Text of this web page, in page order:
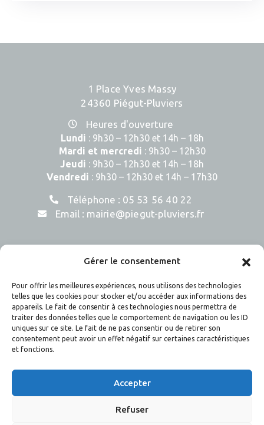
Gérer le consentement
Pour offrir les meilleures expériences, nous utilisons des technologies
telles que les cookies pour stocker et/ou accéder aux informations des
appareils. Le fait de consentir à ces technologies nous permettra de
traiter des données telles que le comportement de navigation ou les ID
uniques sur ce site. Le fait de ne pas consentir ou de retirer son
consentement peut avoir un effet négatif sur certaines caractéristiques
et fonctions.
Accepter
Refuser
1 Place Yves Massy
24360 Piégut-Pluviers
Heures d'ouverture
Lundi : 9h30 – 12h30 et 14h – 18h
Mardi et mercredi : 9h30 – 12h30
Jeudi : 9h30 – 12h30 et 14h – 18h
Vendredi : 9h30 – 12h30 et 14h – 17h30
Téléphone : 05 53 56 40 22
Email : mairie@piegut-pluviers.fr
Piégut-Pluviers est une commune située en Dordogne en
région Nouvelle Aquitaine et qui fait partie du Parc
Retrouvez Piégut-Pluviers sur Intramuros :
télécharger l’application en cliquant ici.